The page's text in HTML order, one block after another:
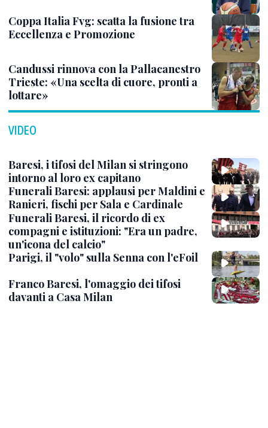
Coppa Italia Fvg: scatta la fusione tra
Eccellenza e Promozione
Candussi rinnova con la Pallacanestro
Trieste: «Una scelta di cuore, pronti a
lottare»
VIDEO
Baresi, i tifosi del Milan si stringono
intorno al loro ex capitano
Funerali Baresi: applausi per Maldini e
Ranieri, fischi per Sala e Cardinale
Funerali Baresi, il ricordo di ex
compagni e istituzioni: "Era un padre,
un'icona del calcio"
Parigi, il "volo" sulla Senna con l'eFoil
Franco Baresi, l'omaggio dei tifosi
davanti a Casa Milan